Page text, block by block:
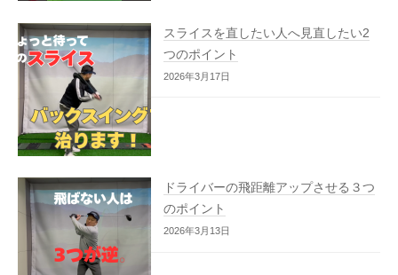
スライスを直したい人へ見直したい2
つのポイント
2026年3月17日
ドライバーの飛距離アップさせる３つ
のポイント
2026年3月13日